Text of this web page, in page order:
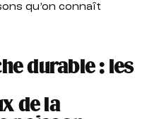
qu’on connaît
durable : les
de la